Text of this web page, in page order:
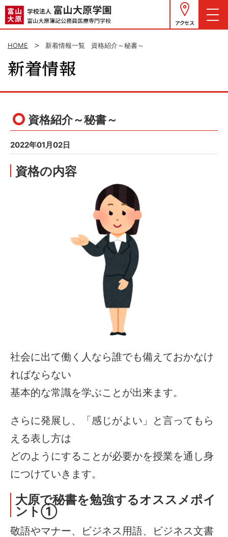
アクセス
HOME 新着情報一覧 資格紹介～秘書～
資格紹介～秘書～
2022年01月02日
資格の内容
社会に出て働く人なら誰でも備えておかなけ
ればならない
基本的な常識を学ぶことが出来ます。
さらに発展し、「感じがよい」と言ってもら
える表し方は
どのようにすることが必要かを授業を通し身
につけていきます。
大原で秘書を勉強するオススメポイ
ント①
敬語やマナー、ビジネス用語、ビジネス文書